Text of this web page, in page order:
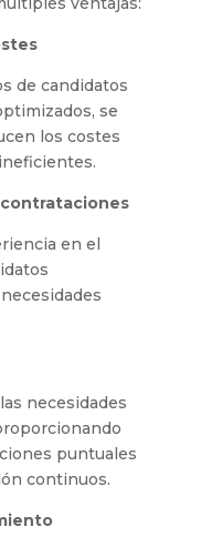
de candidatos
se
los costes
contrataciones
en el
necesidades
puntuales
continuos.